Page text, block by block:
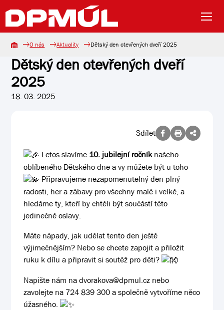
O nás Aktuality Dětský den otevřených dveří 2025
Dětský den otevřených dveří
2025
18. 03. 2025
Sdílet
Letos slavíme 10. jubilejní ročníknašeho
oblíbeného Dětského dne a vy můžete být u toho
Připravujeme nezapomenutelný den plný
radosti, her a zábavy pro všechny malé i velké, a
hledáme ty, kteří by chtěli být součástí této
jedinečné oslavy.
Máte nápady, jak udělat tento den ještě
výjimečnějším? Nebo se chcete zapojit a přiložit
ruku k dílu a připravit si soutěž pro děti?
Napište nám na dvorakova@dpmul.cz nebo
zavolejte na 724 839 300 a společně vytvoříme něco
úžasného.